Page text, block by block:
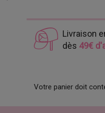
Livraison
dès 49€
Votre panier doit